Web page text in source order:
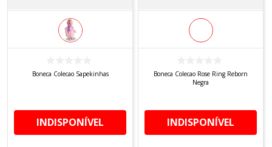
Boneca Colecao Sapekinhas
INDISPONÍVEL
Boneca Colecao Rose Ring Reborn
Negra
INDISPONÍVEL